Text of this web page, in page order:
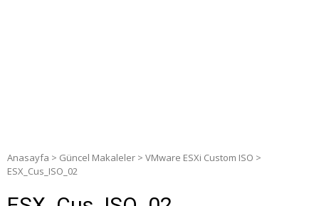
Anasayfa > Güncel Makaleler > VMware ESXi Custom ISO >
ESX_Cus_ISO_02